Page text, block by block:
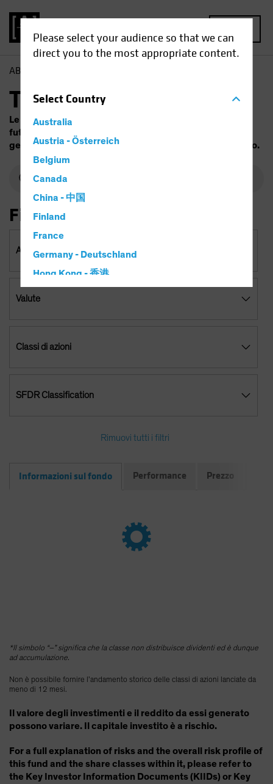
Please select your audience so that we can
direct you to the most appropriate content.
SelectCountry
Australia
Austria - Österreich
Belgium
Canada
China - 中国
Finland
France
Germany - Deutschland
Hong Kong - 香港
Hungary
Japan - 日本
Poland
South Korea - 대한민국
United States (US Citizens)
AB
Trova il fondo
Le performance passate non sono garanzia di risultati
futuri. Il valore degli investimenti e il reddito da essi
generato possono variare. Il capitale investito è a rischio.
Filtra per
Asset Classes e regioni
Valute
Classi di azioni
SFDR Classification
Rimuovi tutti i filtri
Informazioni sul fondo Performance Prezzo
*Il simbolo “–” significa che la classe non distribuisce dividenti ed è dunque
ad accumulazione.
Non è possibile fornire l’andamento storico delle classi di azioni lanciate da
meno di 12 mesi.
Il valore degli investimenti e il reddito da essi generato
possono variare. Il capitale investito è a rischio.
For a full explanation of risks and the overall risk profile of
this fund and the share classes within it, please refer to
the Key Investor Information Documents (KIIDs) or Key